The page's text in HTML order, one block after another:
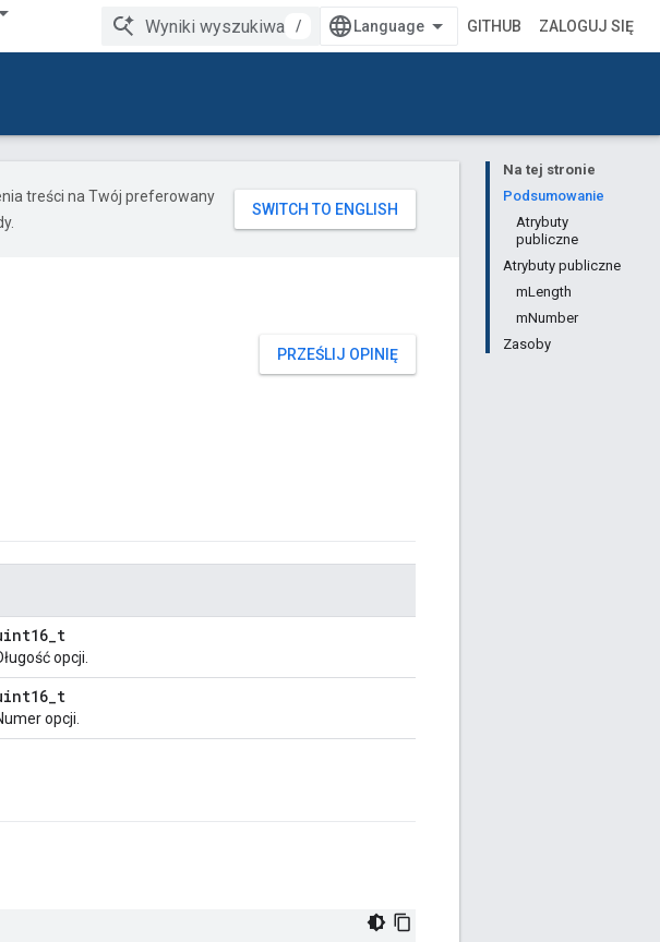
/ GITHUB ZALOGUJ SIĘ
Na tej stronie
Podsumowanie
Atrybuty
publiczne
Atrybuty publiczne
mLength
mNumber
Zasoby
treści na Twój preferowany
PRZEŚLIJ OPINIĘ
opcji.
opcji.